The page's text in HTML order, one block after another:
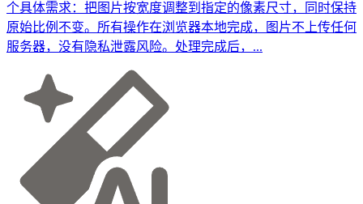
个具体需求：把图片按宽度调整到指定的像素尺寸，同时保持
原始比例不变。所有操作在浏览器本地完成，图片不上传任何
服务器，没有隐私泄露风险。处理完成后，...